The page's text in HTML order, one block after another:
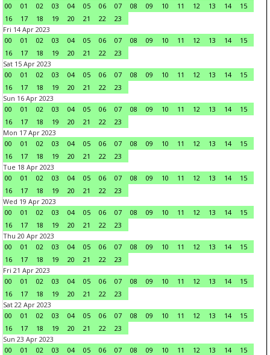
00
01 02 03 04 05 06 07 08 09 10 11 12 13 14
15
16
17 18 19 20 21 22
23
Fri 14 Apr 2023
00
01 02 03 04 05 06 07 08 09 10 11 12 13 14
15
16
17 18 19 20 21 22
23
Sat 15 Apr 2023
00
01 02 03 04 05 06 07 08 09 10 11 12 13 14
15
16
17 18 19 20 21 22
23
Sun 16 Apr 2023
00
01 02 03 04 05 06 07 08 09 10 11 12 13 14
15
16
17 18 19 20 21 22
23
Mon 17 Apr 2023
00
01 02 03 04 05 06 07 08 09 10 11 12 13 14
15
16
17 18 19 20 21 22
23
Tue 18 Apr 2023
00
01 02 03 04 05 06 07 08 09 10 11 12 13 14
15
16
17 18 19 20 21 22
23
Wed 19 Apr 2023
00
01 02 03 04 05 06 07 08 09 10 11 12 13 14
15
16
17 18 19 20 21 22
23
Thu 20 Apr 2023
00
01 02 03 04 05 06 07 08 09 10 11 12 13 14
15
16
17 18 19 20 21 22
23
Fri 21 Apr 2023
00
01 02 03 04 05 06 07 08 09 10 11 12 13 14
15
16
17 18 19 20 21 22
23
Sat 22 Apr 2023
00
01 02 03 04 05 06 07 08 09 10 11 12 13 14
15
16
17 18 19 20 21 22
23
Sun 23 Apr 2023
00
01 02 03 04 05 06 07 08 09 10 11 12 13 14
15